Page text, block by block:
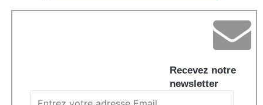
Recevez notre
newsletter